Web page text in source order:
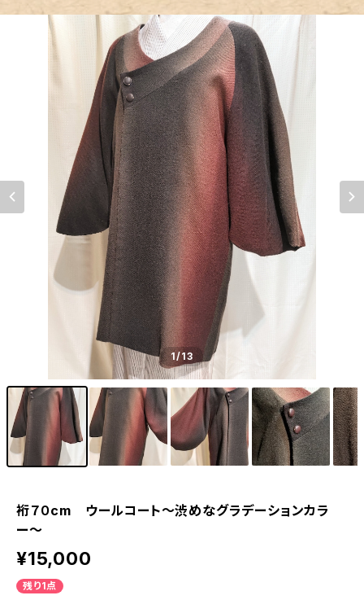
1/13
裄７０cm ウールコート〜渋めなグラデーションカラ
ー〜
¥15,000
残り1点